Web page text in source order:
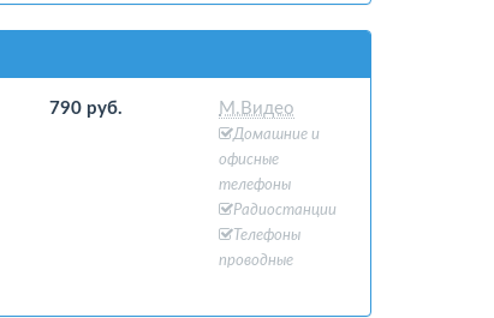
790 руб. М.Видео
Домашние и
офисные
телефоны
Радиостанции
Телефоны
проводные